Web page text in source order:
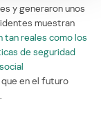
y generaron unos
muestran
tan reales como los
de seguridad
en el futuro